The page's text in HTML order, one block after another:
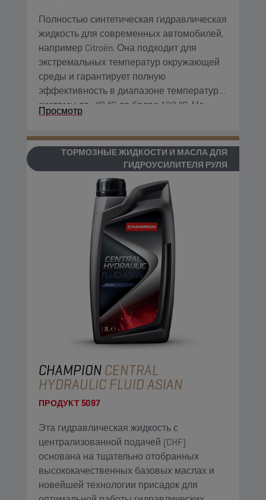
Полностью синтетическая гидравлическая
жидкость для современных автомобилей,
например Citroën. Она подходит для
экстремальных температур окружающей
среды и гарантирует полную
эффективность в диапазоне температур
системы от -40 °C до более 130 °C. Не
совестима с LHM.
Просмотр
ТОРМОЗНЫЕ ЖИДКОСТИ И МАСЛА ДЛЯ
ГИДРОУСИЛИТЕЛЯ РУЛЯ
CHAMPIONCENTRAL
HYDRAULIC FLUID ASIAN
ПРОДУКТ5097
Эта гидравлическая жидкость с
централизованной подачей (CHF)
основана на тщательно отобранных
высококачественных базовых маслах и
новейшей технологии присадок для